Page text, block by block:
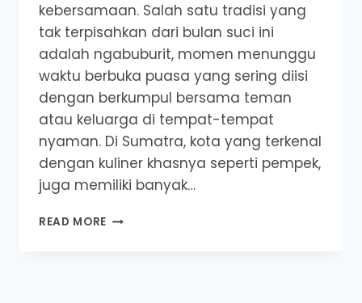
kebersamaan. Salah satu tradisi yang
tak terpisahkan dari bulan suci ini
adalah ngabuburit, momen menunggu
waktu berbuka puasa yang sering diisi
dengan berkumpul bersama teman
atau keluarga di tempat-tempat
nyaman. Di Sumatra, kota yang terkenal
dengan kuliner khasnya seperti pempek,
juga memiliki banyak…
READ MORE NGABUBURIT